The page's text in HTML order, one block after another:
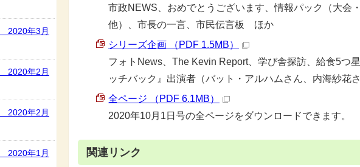
市政NEWS、おめでとうございます、情報パック（大会
他）、市長の一言、市民伝言板 ほか
シリーズ企画 （PDF 1.5MB）
フォトNews、The Kevin Report、学び舎探訪、給食5つ
ッチバック』出演者（バット・アルハムさん、内海紗花
全ページ （PDF 6.1MB）
2020年10月1日号の全ページをダウンロードできます。
関連リンク
2020年3月
2020年2月
2020年2月
2020年1月